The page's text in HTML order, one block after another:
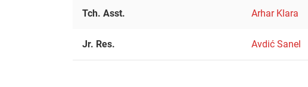
Tch. Asst. Arhar Klara
Jr. Res. Avdić Sanel